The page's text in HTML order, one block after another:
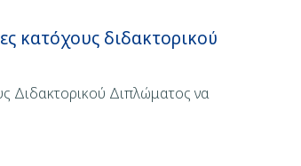
κατόχους διδακτορικού
Διδακτορικού Διπλώματος να